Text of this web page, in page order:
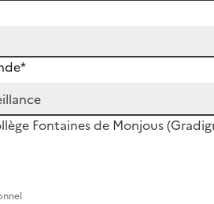
Fontaines de Monjous